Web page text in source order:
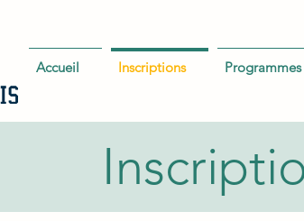
Accueil Inscriptions Programmes